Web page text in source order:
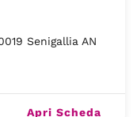
Senigallia AN
Apri Scheda